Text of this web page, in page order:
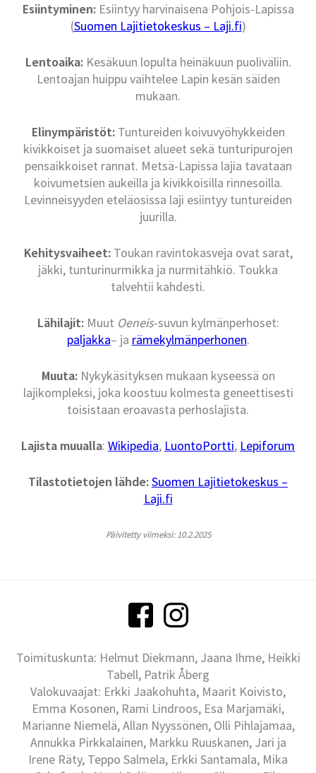
Esiintyminen:Esiintyy harvinaisena Pohjois-Lapissa
(Suomen Lajitietokeskus – Laji.fi)
Lentoaika:Kesäkuun lopulta heinäkuun puoliväliin.
Lentoajan huippu vaihtelee Lapin kesän säiden
mukaan.
Elinympäristöt:Tuntureiden koivuvyöhykkeiden
kivikkoiset ja suomaiset alueet sekä tunturipurojen
pensaikkoiset rannat. Metsä-Lapissa lajia tavataan
koivumetsien aukeilla ja kivikkoisilla rinnesoilla.
Levinneisyyden eteläosissa laji esiintyy tuntureiden
juurilla.
Kehitysvaiheet:Toukan ravintokasveja ovat sarat,
jäkki, tunturinurmikka ja nurmitähkiö. Toukka
talvehtii kahdesti.
Lähilajit:Muut Oeneis-suvun kylmänperhoset:
paljakka– ja rämekylmänperhonen.
Muuta:Nykykäsityksen mukaan kyseessä on
lajikompleksi, joka koostuu kolmesta geneettisesti
toisistaan eroavasta perhoslajista.
Lajista muualla: Wikipedia, LuontoPortti, Lepiforum
Tilastotietojen lähde:Suomen Lajitietokeskus –
Laji.fi
Päivitetty viimeksi: 10.2.2025
Toimituskunta: Helmut Diekmann, Jaana Ihme, Heikki
Tabell, Patrik Åberg
Valokuvaajat: Erkki Jaakohuhta, Maarit Koivisto,
Emma Kosonen, Rami Lindroos, Esa Marjamäki,
Marianne Niemelä, Allan Nyyssönen, Olli Pihlajamaa,
Annukka Pirkkalainen, Markku Ruuskanen, Jari ja
Irene Räty, Teppo Salmela, Erkki Santamala, Mika